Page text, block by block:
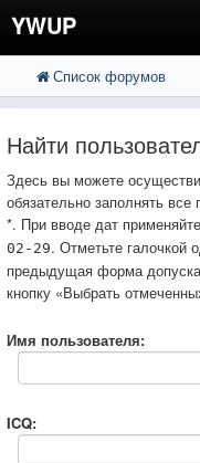
YWUP
FAQ
Вход
Список форумов
Найти
Здесь вы можете
обязательно заполнять
*. При вводе дат
02-29. Отметьте галочкой
предыдущая форма
кнопку «Выбрать
Имя пользователя:
ICQ: